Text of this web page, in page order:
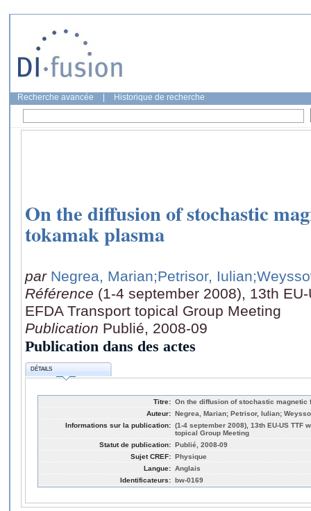
Recherche avancée Historique de recherche
On the diffusion of stochastic
tokamak plasma
par Negrea, Marian;Petrisor, Iulian
Référence (1-4 september 2008), 13th
EFDA Transport topical Group Meeting
Publication Publié, 2008-09
Publication dans des actes
DÉTAILS
Titre: On the diffusion of stochastic
Auteur: Negrea, Marian; Petrisor, Iulian;
Informations sur la publication: (1-4 september 2008), 13th EU-US TTF
topical Group Meeting
Statut de publication: Publié, 2008-09
Sujet CREF: Physique
Langue: Anglais
Identificateurs: bw-0169